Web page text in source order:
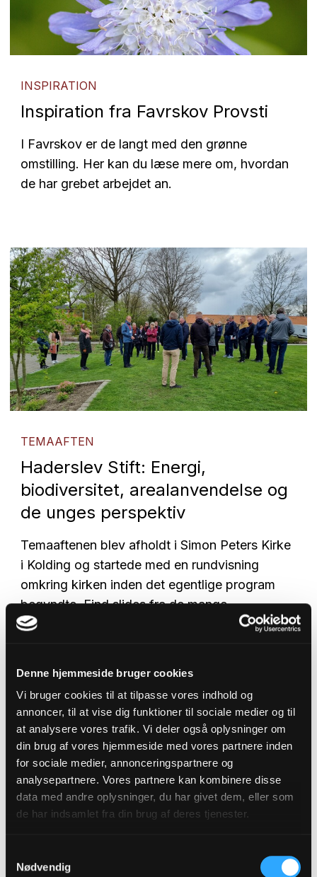
Denne hjemmeside bruger cookies
Vi bruger cookies til at tilpasse vores indhold og
annoncer, til at vise dig funktioner til sociale medier og til
at analysere vores trafik. Vi deler også oplysninger om
din brug af vores hjemmeside med vores partnere inden
for sociale medier, annonceringspartnere og
analysepartnere. Vores partnere kan kombinere disse
data med andre oplysninger, du har givet dem, eller som
de har indsamlet fra din brug af deres tjenester.
Nødvendig
INSPIRATION
Inspiration fra Favrskov Provsti
I Favrskov er de langt med den grønne
omstilling. Her kan du læse mere om, hvordan
de har grebet arbejdet an.
TEMAAFTEN
Haderslev Stift: Energi,
biodiversitet, arealanvendelse og
de unges perspektiv
Temaaftenen blev afholdt i Simon Peters Kirke
i Kolding og startede med en rundvisning
omkring kirken inden det egentlige program
begyndte. Find slides fra de mange
spændende oplæg her.